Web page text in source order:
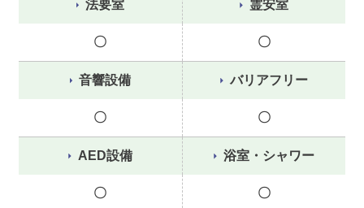
法要室
〇
霊安室
〇
音響設備
〇
バリアフリー
〇
AED設備
〇
浴室・シャワー
〇